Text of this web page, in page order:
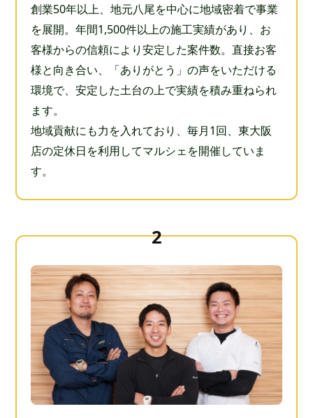
創業50年以上、地元八尾を中心に地域密着で事業
を展開。年間1,500件以上の施工実績があり、お
客様からの信頼により安定した案件数。直接お客
様と向き合い、「ありがとう」の声をいただける
環境で、安定した土台の上で実績を積み重ねられ
ます。
地域貢献にも力を入れており、毎月1回、東大阪
店の定休日を利用してマルシェを開催していま
す。